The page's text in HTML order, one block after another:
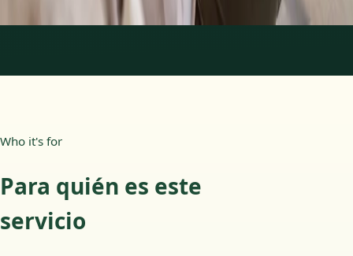
Who it's for
Para quién es este
servicio